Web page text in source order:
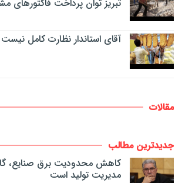
تبریز توان پرداخت فاکتورهای
آقای استاندار نظارت کامل
مقالات
جدیدترین مطالب
کاهش محدودیت برق صنایع،
مدیریت تولید است